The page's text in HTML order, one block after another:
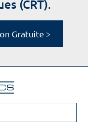
(CRT).
Gratuite >